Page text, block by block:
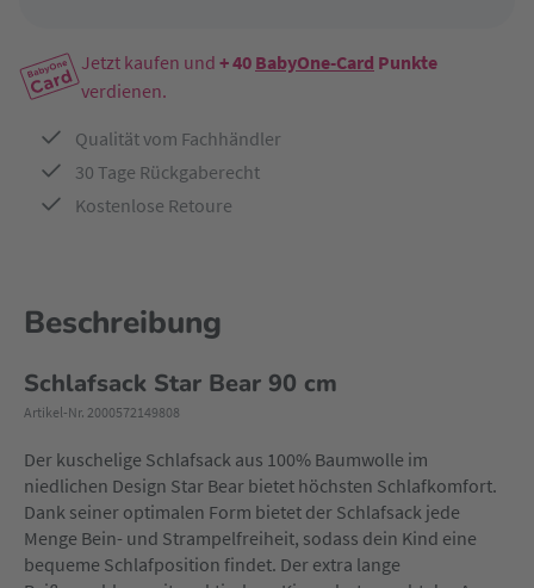
Jetzt kaufen und + 40 BabyOne-Card Punkte
verdienen.
Qualität vom Fachhändler
30 Tage Rückgaberecht
Kostenlose Retoure
Beschreibung
Schlafsack Star Bear 90 cm
Artikel-Nr. 2000572149808
Der kuschelige Schlafsack aus 100% Baumwolle im
niedlichen Design Star Bear bietet höchsten Schlafkomfort.
Dank seiner optimalen Form bietet der Schlafsack jede
Menge Bein- und Strampelfreiheit, sodass dein Kind eine
bequeme Schlafposition findet. Der extra lange